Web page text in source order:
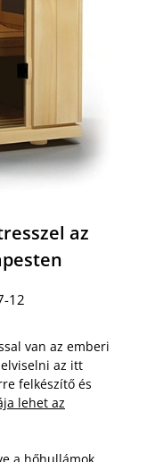
az
12
van az emberi
az itt
felkészítő és
lehet az